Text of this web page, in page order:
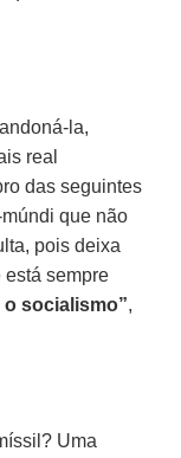
la,
real
das seguintes
múndi que não
pois deixa
está sempre
o socialismo”,
Uma